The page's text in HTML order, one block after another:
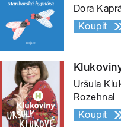
Dora
Koupit
Uršula
Rozehnal
Koupit